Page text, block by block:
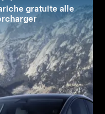
gratuite alle